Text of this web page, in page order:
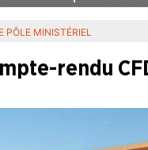
PÔLE MINISTÉRIEL
rendu